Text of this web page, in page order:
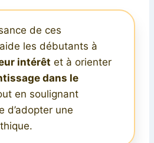
de ces
les débutants à
intérêt et à orienter
dans le
en soulignant
d’adopter une